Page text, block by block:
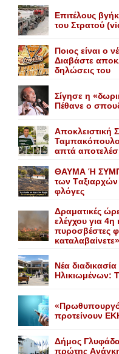
Επιτέλους
του Στρατού
Ποιος είναι ο
Διαβάστε
δηλώσεις του
Σίγησε η
Πέθανε o
Αποκλειστική
απτά
ΘΑΥΜΑ Ή
των
φλόγες
Δραματικές
ελέγχου για
πυροσβέστες
καταλαβαίνετε»
Nέα
Hλικιωμένων:
«Πρωθυπουργό
προτείνουν
Δήμος
πρώτης